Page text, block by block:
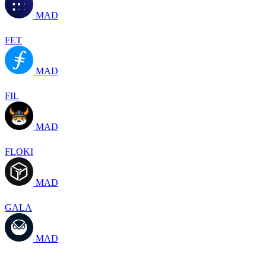
MAD
FET
MAD
FIL
MAD
FLOKI
MAD
GALA
MAD